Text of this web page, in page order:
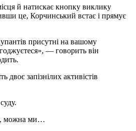
й натискає кнопку виклику
це, Корчинський встає і прямує
присутні на вашому
— говорить він
двоє запізнілих активістів
можна ми…